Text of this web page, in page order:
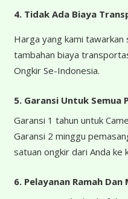
4. Tidak Ada Biaya
Harga yang kami tawarkan
tambahan biaya
Ongkir Se-Indonesia.
5. Garansi Untuk Semua
Garansi 1 tahun untuk
Garansi 2 minggu
satuan ongkir dari Anda ke
6. Pelayanan Ramah Dan